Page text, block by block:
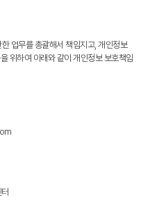
업무를 총괄해서 책임지고, 개인정보
위하여 아래와 같이 개인정보 보호책임